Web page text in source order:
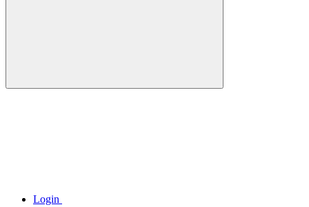
Login